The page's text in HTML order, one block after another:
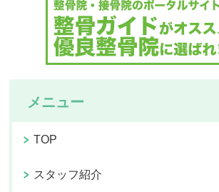
メニュー
TOP
スタッフ紹介